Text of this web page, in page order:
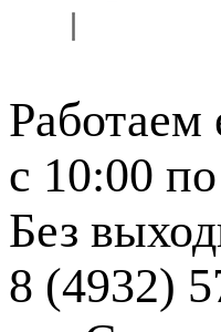
Работаем
c 10:00
Без
8 (4932)